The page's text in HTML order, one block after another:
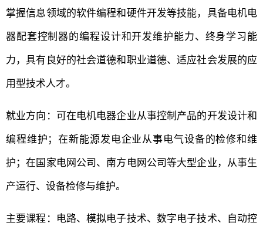
掌握信息领域的软件编程和硬件开发等技能，具备电机电
器配套控制器的编程设计和开发维护能力、终身学习能
力，具有良好的社会道德和职业道德、适应社会发展的应
用型技术人才。
就业方向：可在电机电器企业从事控制产品的开发设计和
编程维护；在新能源发电企业从事电气设备的检修和维
护；在国家电网公司、南方电网公司等大型企业，从事生
产运行、设备检修与维护。
主要课程：电路、模拟电子技术、数字电子技术、自动控